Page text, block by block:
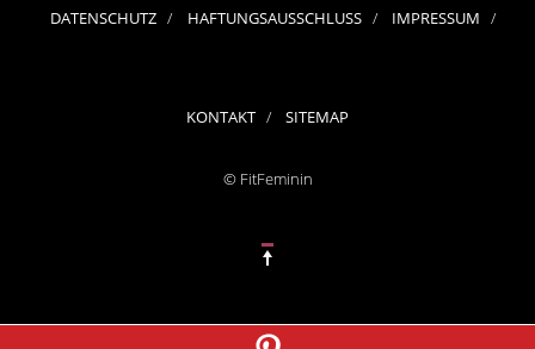
DATENSCHUTZ HAFTUNGSAUSSCHLUSS IMPRESSUM
KONTAKT SITEMAP
© FitFeminin